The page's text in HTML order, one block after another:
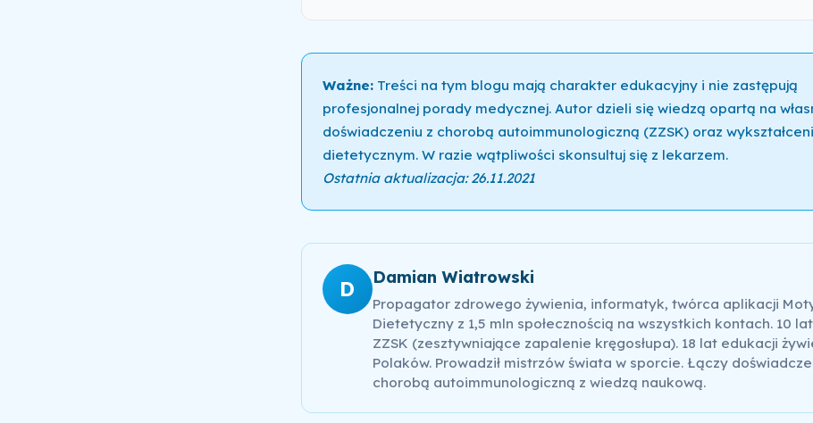
Ważne:Treści na tym blogu mają charakter edukacyjny i nie zastępują
profesjonalnej porady medycznej. Autor dzieli się wiedzą opartą na
doświadczeniu z chorobą autoimmunologiczną (ZZSK) oraz
dietetycznym. W razie wątpliwości skonsultuj się z lekarzem.
Ostatnia aktualizacja: 26.11.2021
D Damian Wiatrowski
Propagator zdrowego żywienia, informatyk, twórca aplikacji
Dietetyczny z 1,5 mln społecznością na wszystkich kontach. 10
ZZSK (zesztywniające zapalenie kręgosłupa). 18 lat edukacji
Polaków. Prowadził mistrzów świata w sporcie. Łączy
chorobą autoimmunologiczną z wiedzą naukową.